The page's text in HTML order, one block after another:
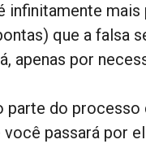
infinitamente
que a falsa
apenas por
parte do processo
passará por